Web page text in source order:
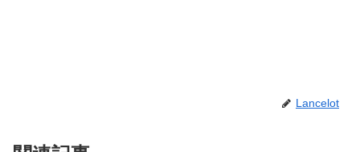
Lancelot